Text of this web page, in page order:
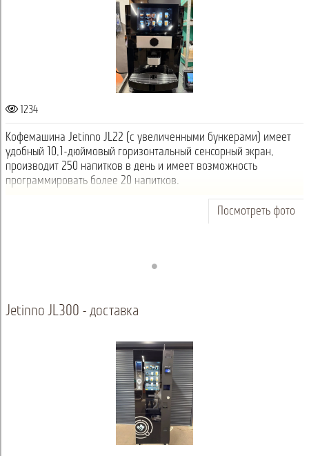
1234
Кофемашина Jetinno JL22 (с увеличенными бункерами) имеет
удобный 10,1-дюймовый горизонтальный сенсорный экран,
производит 250 напитков в день и имеет возможность
программировать более 20 напитков.
Посмотреть фото
Jetinno JL300 - доставка